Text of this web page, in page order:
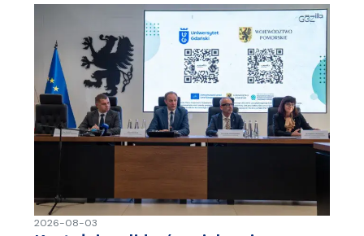
2026-08-03